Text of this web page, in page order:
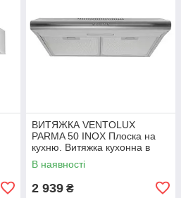
ВИТЯЖКА VENTOLUX
PARMA 50 INOX Плоска на
кухню. Витяжка кухонна в
Україні. *ЗНИЖКА В ОПИСІ.
В наявності
2 939 ₴